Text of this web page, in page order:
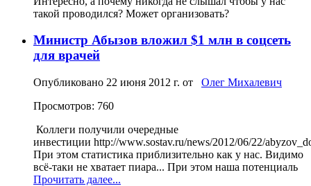
такой проводился? Может организовать?
Министр Абызов вложил $1 млн в соцсеть
для врачей
Опубликовано 22 июня 2012 г. от Олег Михалевич
Просмотров: 760
Коллеги получили очередные
инвестиции http://www.sostav.ru/news/2012/06/22/
При этом статистика приблизительно как у нас. Видимо
всё-таки не хватает пиара... При этом наша потенциаль
Прочитать далее...